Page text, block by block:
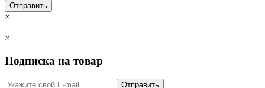
Отправить
×
×
Подписка на товар
Отправить